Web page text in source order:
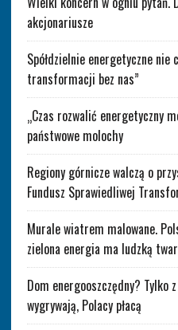
akcjonariusze
Spółdzielnie energetyczne nie
transformacji bez nas”
„Czas rozwalić energetyczny
państwowe molochy
Regiony górnicze walczą o
Fundusz Sprawiedliwej
Murale wiatrem malowane.
zielona energia ma ludzką
Dom energooszczędny? Tylko
wygrywają, Polacy płacą